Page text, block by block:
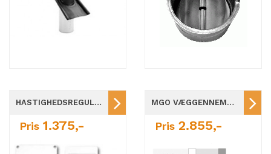
HASTIGHEDSREGULATOR EFC TRINLØS
Pris 1.375,-
MGO VÆGGENNEMFØRING Ø160-Ø315
Pris 2.855,-